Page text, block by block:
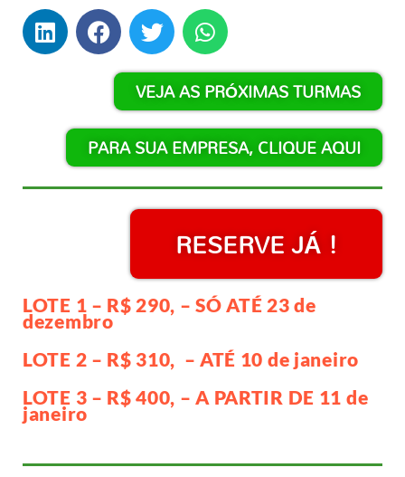
VEJA AS PRÓXIMAS TURMAS
PARA SUA EMPRESA, CLIQUE AQUI
RESERVE JÁ !
LOTE 1 – R$ 290, – SÓ ATÉ 23 de
dezembro
LOTE 2 – R$ 310, – ATÉ 10 de janeiro
LOTE 3 – R$ 400, – A PARTIR DE 11 de
janeiro